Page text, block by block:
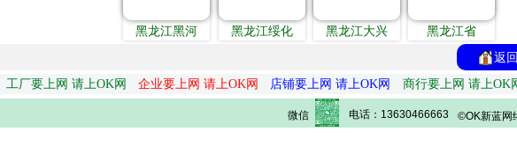
黑龙江黑河 黑龙江绥化 黑龙江大兴
黑龙江省
返
工厂要上网 请上OK网
企业要上网 请上OK网 店铺要上网 请上OK网 商行要上网 请上OK
微信 电话：13630466663 ©OK新蓝网